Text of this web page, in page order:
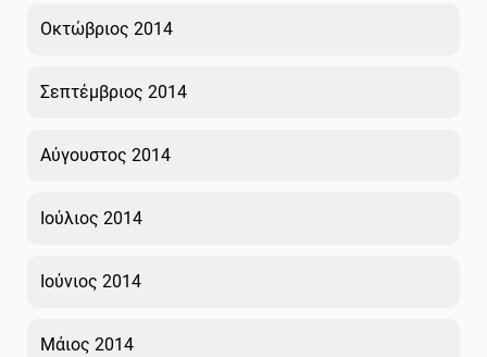
Οκτώβριος 2014
Σεπτέμβριος 2014
Αύγουστος 2014
Ιούλιος 2014
Ιούνιος 2014
Μάιος 2014